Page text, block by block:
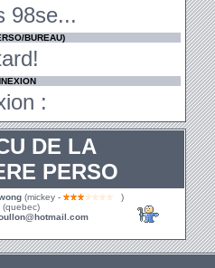
98se...
BUREAU)
:
DE LA
PERSO
(mickey -
)
(quebec)